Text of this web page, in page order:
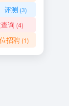
评测 (3)
询 (4)
招聘(1)